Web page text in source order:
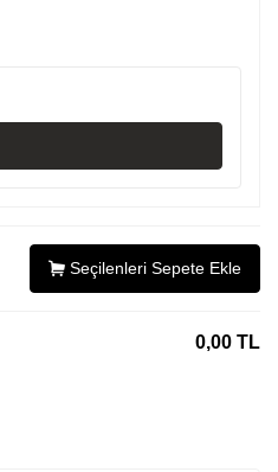
Seçilenleri Sepete Ekle
0,00 TL